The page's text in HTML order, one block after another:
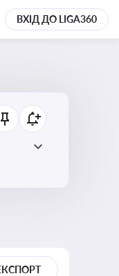
ВХІД ДО LIGA360